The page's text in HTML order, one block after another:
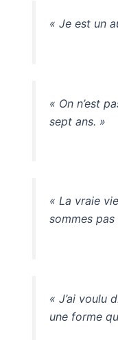
« Je est un
« On n’est
sept ans. »
« La vraie
sommes pas
« J’ai voulu
une forme